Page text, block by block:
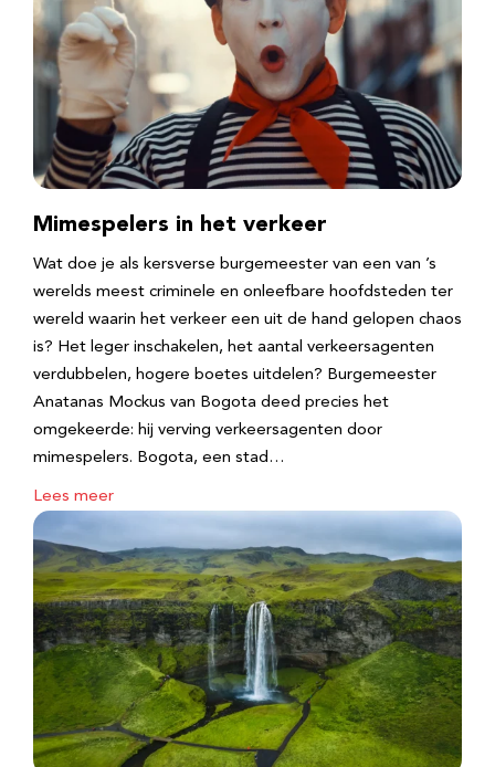
Mimespelers in het verkeer
Wat doe je als kersverse burgemeester van een van ’s
werelds meest criminele en onleefbare hoofdsteden ter
wereld waarin het verkeer een uit de hand gelopen chaos
is? Het leger inschakelen, het aantal verkeersagenten
verdubbelen, hogere boetes uitdelen? Burgemeester
Anatanas Mockus van Bogota deed precies het
omgekeerde: hij verving verkeersagenten door
mimespelers. Bogota, een stad…
Lees meer